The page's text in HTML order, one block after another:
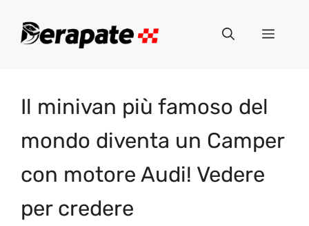
Menu
Il minivan più famoso del
mondo diventa un Camper
con motore Audi! Vedere
per credere